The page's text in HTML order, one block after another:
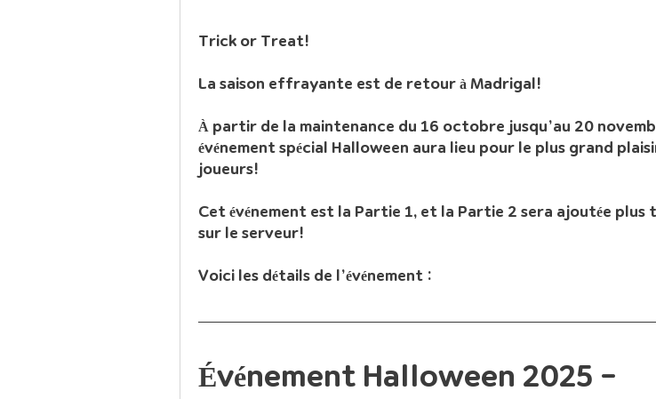
Trick or Treat!
La saison effrayante est de retour à Madrigal!
À partir de la maintenance du 16 octobre jusqu’au 20
événement spécial Halloween aura lieu pour le plus grand
joueurs!
Cet événement est la Partie 1, et la Partie 2 sera ajoutée plus
sur le serveur!
Voici les détails de l’événement :